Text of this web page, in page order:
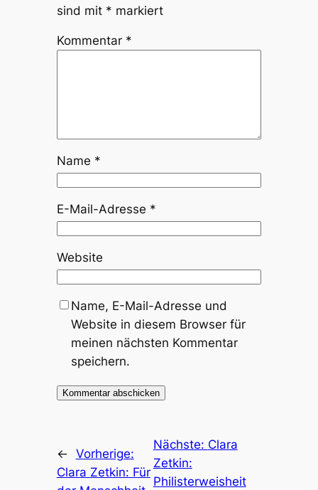
sind mit * markiert
Kommentar *
Name *
E-Mail-Adresse *
Website
Name, E-Mail-Adresse und
Website in diesem Browser für
meinen nächsten Kommentar
speichern.
← Vorherige:
Clara Zetkin: Für
Nächste: Clara
Zetkin:
Philisterweisheit